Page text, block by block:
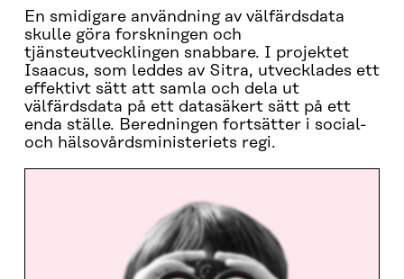
En smidigare användning av välfärdsdata
skulle göra forskningen och
tjänsteutvecklingen snabbare. I projektet
Isaacus, som leddes av Sitra, utvecklades ett
effektivt sätt att samla och dela ut
välfärdsdata på ett datasäkert sätt på ett
enda ställe. Beredningen fortsätter i social-
och hälsovårdsministeriets regi.